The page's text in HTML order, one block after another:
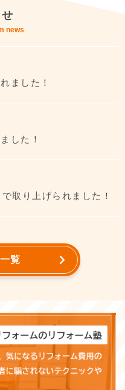
news
ました！
した！
取り上げられました！
覧